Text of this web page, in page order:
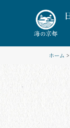
ホーム >